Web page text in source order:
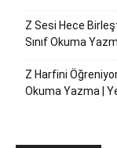
Z Sesi Hece
Sınıf Okuma
Z Harfini
Okuma Yazma |